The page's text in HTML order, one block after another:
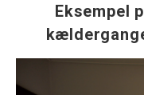
Eksempel